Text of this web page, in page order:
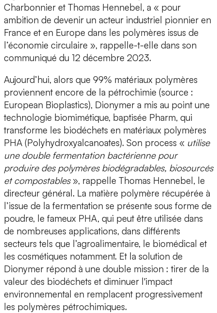
Charbonnier et Thomas Hennebel, a « pour
ambition de devenir un acteur industriel pionnier en
France et en Europe dans les polymères issus de
l’économie circulaire », rappelle-t-elle dans son
communiqué du 12 décembre 2023.
Aujourd’hui, alors que 99% matériaux polymères
proviennent encore de la pétrochimie (source :
European Bioplastics), Dionymer a mis au point une
technologie biomimétique, baptisée Pharm, qui
transforme les biodéchets en matériaux polymères
PHA (Polyhydroxyalcanoates). Son process « utilise
une double fermentation bactérienne pour
produire des polymères biodégradables, biosourcés
et compostables », rappelle Thomas Hennebel, le
directeur général. La matière polymère récupérée à
l’issue de la fermentation se présente sous forme de
poudre, le fameux PHA, qui peut être utilisée dans
de nombreuses applications, dans différents
secteurs tels que l’agroalimentaire, le biomédical et
les cosmétiques notamment. Et la solution de
Dionymer répond à une double mission : tirer de la
valeur des biodéchets et diminuer l'impact
environnemental en remplacent progressivement
les polymères pétrochimiques.